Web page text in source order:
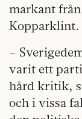
markant
Kopparklint.
–
varit ett
hård kritik,
och i vissa